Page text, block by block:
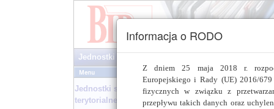
Jednostki samorządu terytorialnego
Jednostki samorządu
terytorialnego
Jednostki samorządu
Informacja o RODO
Z dniem 25 maja 2018 r.
Europejskiego i Rady (UE) 2016/
fizycznych w związku z
przepływu takich danych oraz